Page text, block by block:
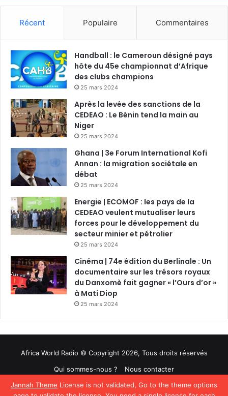
Jannah Theme License is not validated, Go to the theme options
Récent Populaire Commentaires
Handball : le Cameroun désigné pays
hôte du 45e championnat d’Afrique
des clubs champions
25 mars 2024
Après la levée des sanctions de la
CEDEAO : Le Bénin tend la main au
Niger
25 mars 2024
Ghana | 3e Forum International Kofi
Annan : la migration sociétale en
débat
25 mars 2024
Energie | ECOMOF : les pays de la
CEDEAO veulent mutualiser leurs
forces pour le développement du
secteur minier et pétrolier
25 mars 2024
Cinéma | 74e édition du Berlinale : Un
documentaire sur les trésors royaux
du Danxomè fait gagner « l’Ours d’or »
à Mati Diop
25 mars 2024
Africa World Radio © Copyright 2026, Tous droits réservés
Qui sommes-nous ?
Nous contacter